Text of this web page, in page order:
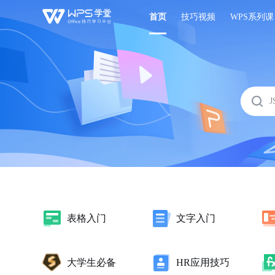
首页 技巧视频 WPS系列课
表格入门 文字入门
大学生必备 HR应用技巧